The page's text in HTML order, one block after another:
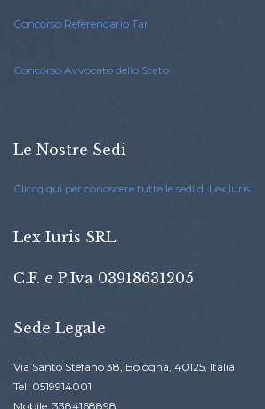
Concorso Referendario Tar
Concorso Avvocato dello Stato
Le Nostre Sedi
Cliccq qui per conoscere tutte le sedi di Lex Iuris
Lex Iuris SRL
C.F. e P.Iva 03918631205
Sede Legale
Via Santo Stefano 38, Bologna, 40125, Italia
Tel: 0519914001
Mobile: 3384168898